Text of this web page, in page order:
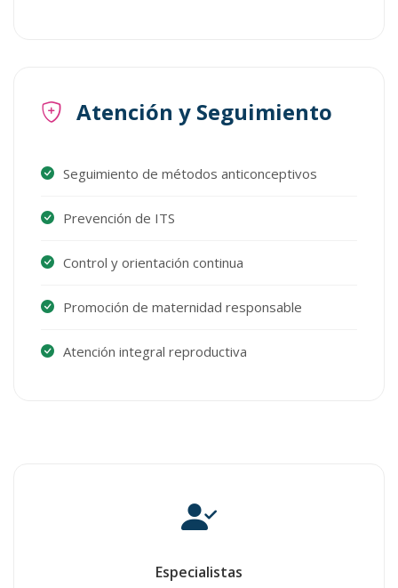
Atención y Seguimiento
Seguimiento de métodos anticonceptivos
Prevención de ITS
Control y orientación continua
Promoción de maternidad responsable
Atención integral reproductiva
Especialistas